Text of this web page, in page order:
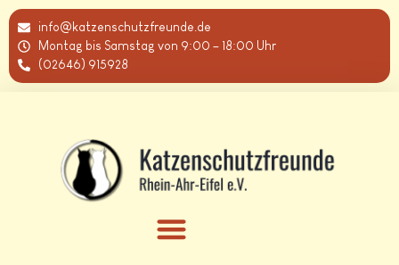
info@katzenschutzfreunde.de
Montag bis Samstag von 9:00 – 18:00 Uhr
(02646) 915928